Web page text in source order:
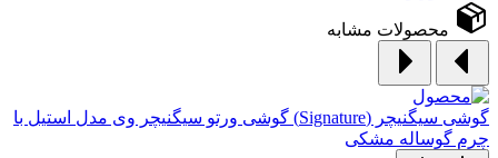
محصولات مشابه
گوشی سیگنیچر (Signature)
گوشی ورتو سیگنیچر وی مدل استیل با
چرم گوساله مشکی